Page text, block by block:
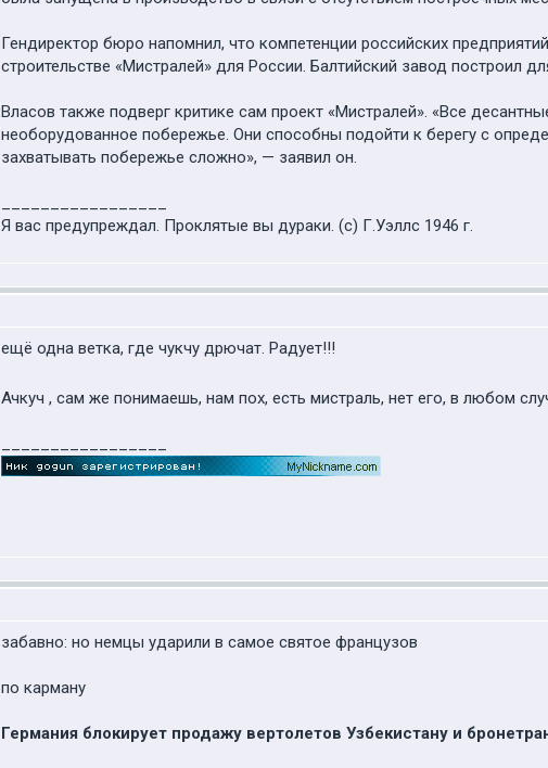
Гендиректор бюро напомнил, что компетенции российских
строительстве «Мистралей» для России. Балтийский завод
Власов также подверг критике сам проект «Мистралей». «Все
необорудованное побережье. Они способны подойти к берегу с
захватывать побережье сложно», — заявил он.
Я вас предупреждал. Проклятые вы дураки. (с) Г.Уэллс 1946 г.
ещё одна ветка, где чукчу дрючат. Радует!!!
Ачкуч , сам же понимаешь, нам пох, есть мистраль, нет его, в любом
забавно: но немцы ударили в самое святое французов
по карману
Германия блокирует продажу вертолетов Узбекистану и